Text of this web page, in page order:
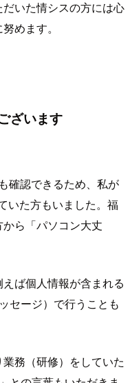
いた情シスの方には心
めます。
ざいます
確認できるため、私が
いた方もいました。福
ら「パソコン大丈
えば個人情報が含まれる
セージ）で行うことも
務（研修）をしていた